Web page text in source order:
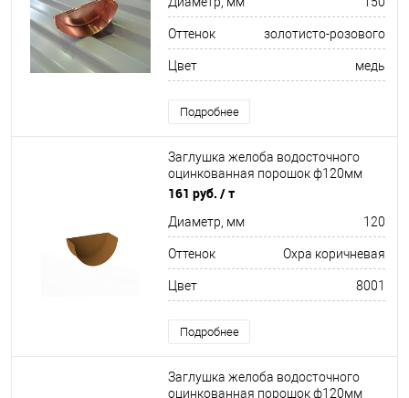
Оттенок золотисто-розового
Цвет медь
Подробнее
Заглушка желоба водосточного
оцинкованная порошок ф120мм
RAL 8001
161 руб. / т
Диаметр, мм 120
Оттенок Охра коричневая
Цвет 8001
Подробнее
Заглушка желоба водосточного
оцинкованная порошок ф120мм